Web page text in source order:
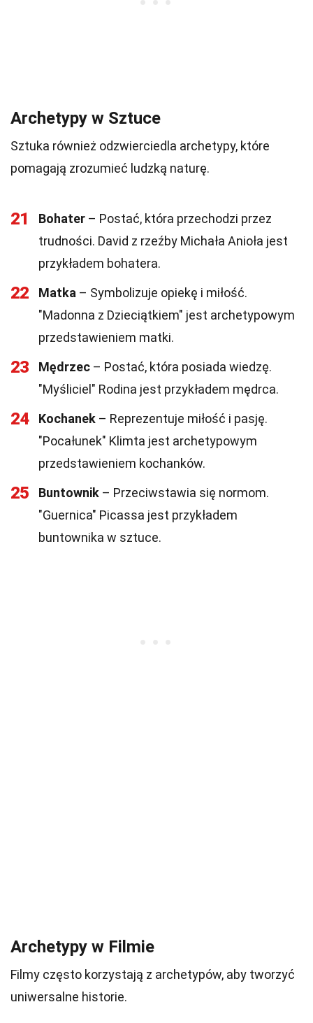
Archetypy w Sztuce
Sztuka również odzwierciedla archetypy, które
pomagają zrozumieć ludzką naturę.
21 Bohater – Postać, która przechodzi przez
trudności. David z rzeźby Michała Anioła jest
przykładem bohatera.
22 Matka – Symbolizuje opiekę i miłość.
"Madonna z Dzieciątkiem" jest archetypowym
przedstawieniem matki.
23 Mędrzec – Postać, która posiada wiedzę.
"Myśliciel" Rodina jest przykładem mędrca.
24 Kochanek – Reprezentuje miłość i pasję.
"Pocałunek" Klimta jest archetypowym
przedstawieniem kochanków.
25 Buntownik – Przeciwstawia się normom.
"Guernica" Picassa jest przykładem
buntownika w sztuce.
Archetypy w Filmie
Filmy często korzystają z archetypów, aby tworzyć
uniwersalne historie.